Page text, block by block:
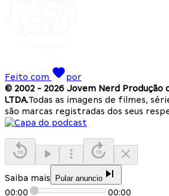
Feito com
por
© 2002 - 2026 Jovem Nerd Produção
LTDA.Todas as imagens de filmes,
são marcas registradas dos seus
Saiba mais Pular anuncio
00:00 00:00